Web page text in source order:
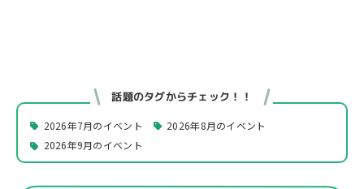
話題のタグからチェック！！
2026年7月のイベント
2026年8月のイベント
2026年9月のイベント